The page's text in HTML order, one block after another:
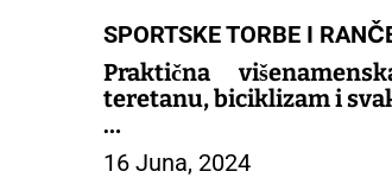
SPORTSKE TORBE I
Praktična
teretanu, biciklizam i
– SPORTSKE TORBE
16 Juna, 2024